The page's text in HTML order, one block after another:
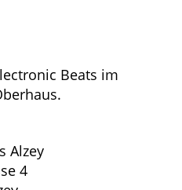
Beats im
Alzey
4